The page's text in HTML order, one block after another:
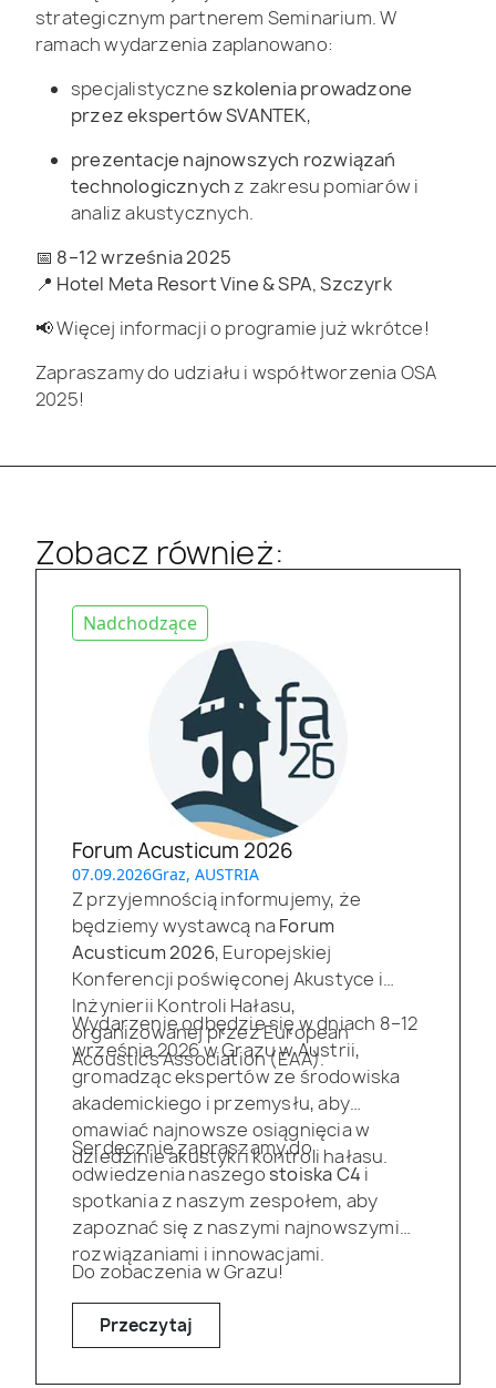
strategicznym partnerem Seminarium. W
ramach wydarzenia zaplanowano:
specjalistyczneszkolenia prowadzone
przez ekspertów SVANTEK,
prezentacje najnowszych rozwiązań
technologicznych z zakresu pomiarów i
analiz akustycznych.
📅 8–12 września 2025
📍 Hotel Meta Resort Vine & SPA, Szczyrk
📢 Więcej informacji o programie już wkrótce!
Zapraszamy do udziału i współtworzenia OSA
2025!
Zobacz również:
Nadchodzące
Forum Acusticum 2026
07.09.2026Graz, AUSTRIA
Z przyjemnością informujemy, że
będziemy wystawcą naForum
Acusticum 2026, Europejskiej
Konferencji poświęconej Akustyce i
Inżynierii Kontroli Hałasu,
organizowanej przez European
Acoustics Association (EAA).
Wydarzenie odbędzie się w dniach 8–12
września 2026 w Grazu w Austrii,
gromadząc ekspertów ze środowiska
akademickiego i przemysłu, aby
omawiać najnowsze osiągnięcia w
dziedzinie akustyki i kontroli hałasu.
Serdecznie zapraszamy do
odwiedzenia naszegostoiska C4 i
spotkania z naszym zespołem, aby
zapoznać się z naszymi najnowszymi
rozwiązaniami i innowacjami.
Do zobaczenia w Grazu!
Przeczytaj